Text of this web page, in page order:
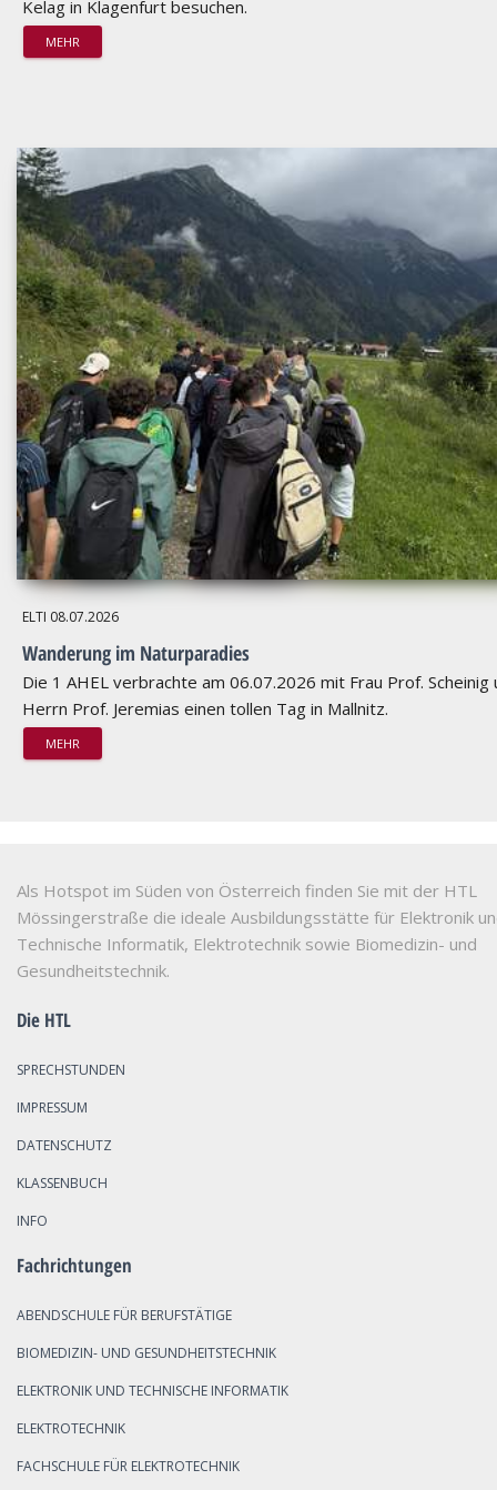
Kelag in Klagenfurt besuchen.
MEHR
ELTI 08.07.2026
Wanderung im Naturparadies
Die 1 AHEL verbrachte am 06.07.2026 mit Frau Prof. Scheinig
Herrn Prof. Jeremias einen tollen Tag in Mallnitz.
MEHR
Als Hotspot im Süden von Österreich finden Sie mit der HTL
Mössingerstraße die ideale Ausbildungsstätte für Elektronik
Technische Informatik, Elektrotechnik sowie Biomedizin- und
Gesundheitstechnik.
Die HTL
SPRECHSTUNDEN
IMPRESSUM
DATENSCHUTZ
KLASSENBUCH
INFO
Fachrichtungen
ABENDSCHULE FÜR BERUFSTÄTIGE
BIOMEDIZIN- UND GESUNDHEITSTECHNIK
ELEKTRONIK UND TECHNISCHE INFORMATIK
ELEKTROTECHNIK
FACHSCHULE FÜR ELEKTROTECHNIK